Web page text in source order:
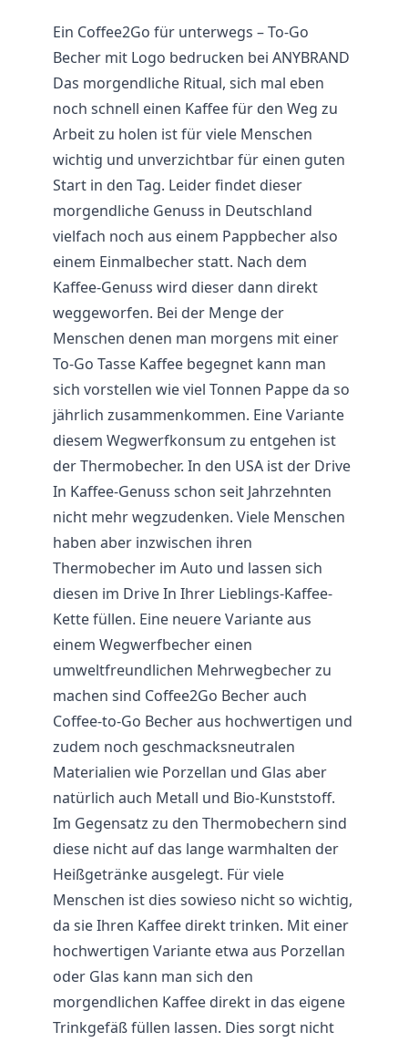
Ein Coffee2Go für unterwegs – To-Go
Becher mit Logo bedrucken bei ANYBRAND
Das morgendliche Ritual, sich mal eben
noch schnell einen Kaffee für den Weg zu
Arbeit zu holen ist für viele Menschen
wichtig und unverzichtbar für einen guten
Start in den Tag. Leider findet dieser
morgendliche Genuss in Deutschland
vielfach noch aus einem Pappbecher also
einem Einmalbecher statt. Nach dem
Kaffee-Genuss wird dieser dann direkt
weggeworfen. Bei der Menge der
Menschen denen man morgens mit einer
To-Go Tasse Kaffee begegnet kann man
sich vorstellen wie viel Tonnen Pappe da so
jährlich zusammenkommen. Eine Variante
diesem Wegwerfkonsum zu entgehen ist
der Thermobecher. In den USA ist der Drive
In Kaffee-Genuss schon seit Jahrzehnten
nicht mehr wegzudenken. Viele Menschen
haben aber inzwischen ihren
Thermobecher im Auto und lassen sich
diesen im Drive In Ihrer Lieblings-Kaffee-
Kette füllen. Eine neuere Variante aus
einem Wegwerfbecher einen
umweltfreundlichen Mehrwegbecher zu
machen sind Coffee2Go Becher auch
Coffee-to-Go Becher aus hochwertigen und
zudem noch geschmacksneutralen
Materialien wie Porzellan und Glas aber
natürlich auch Metall und Bio-Kunststoff.
Im Gegensatz zu den Thermobechern sind
diese nicht auf das lange warmhalten der
Heißgetränke ausgelegt. Für viele
Menschen ist dies sowieso nicht so wichtig,
da sie Ihren Kaffee direkt trinken. Mit einer
hochwertigen Variante etwa aus Porzellan
oder Glas kann man sich den
morgendlichen Kaffee direkt in das eigene
Trinkgefäß füllen lassen. Dies sorgt nicht